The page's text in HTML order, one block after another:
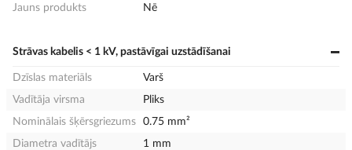
Jauns produkts Nē
Strāvas kabelis < 1 kV, pastāvīgai uzstādīšanai
Dzīslas materiāls
Varš
Vadītāja virsma
Pliks
Nominālais šķērsgriezums
0.75 mm²
Diametra vadītājs
1 mm